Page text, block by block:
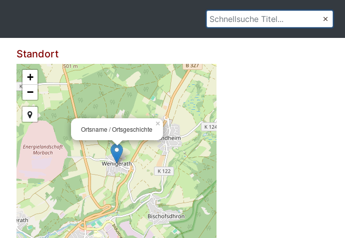
Standort
Ortsname / Ortsgeschichte
×
+
−